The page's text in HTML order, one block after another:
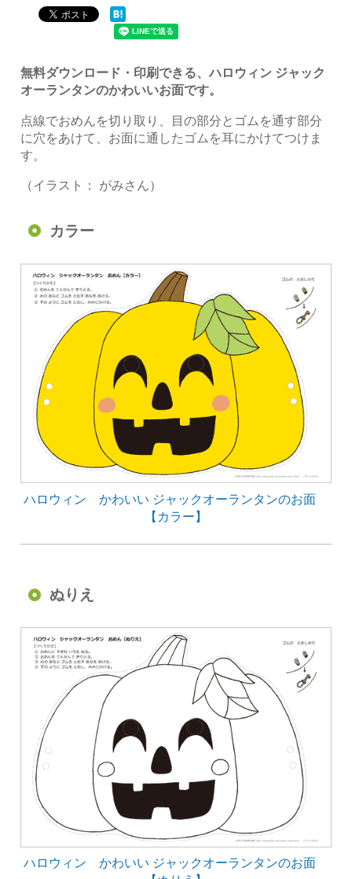
無料ダウンロード・印刷できる、ハロウィン ジャック
オーランタンのかわいいお面です。
点線でおめんを切り取り、目の部分とゴムを通す部分
に穴をあけて、お面に通したゴムを耳にかけてつけま
す。
（イラスト： がみさん）
カラー
ハロウィン かわいい ジャックオーランタンのお面
【カラー】
ぬりえ
ハロウィン かわいい ジャックオーランタンのお面